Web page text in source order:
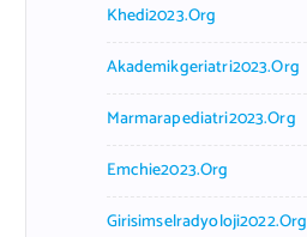
Khedi2023.org
Akademikgeriatri2023.org
Marmarapediatri2023.org
Emchie2023.org
Girisimselradyoloji2022.org